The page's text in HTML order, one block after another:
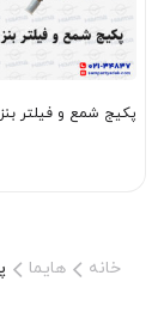
پکیج شمع و فیلتر
خانه هایما